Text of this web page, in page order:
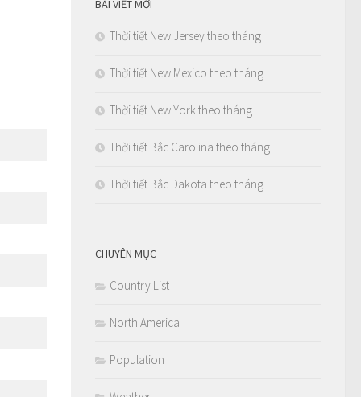
BÀI VIẾT MỚI
Thời tiết New Jersey theo tháng
Thời tiết New Mexico theo tháng
Thời tiết New York theo tháng
Thời tiết Bắc Carolina theo tháng
Thời tiết Bắc Dakota theo tháng
CHUYÊN MỤC
Country List
North America
Population